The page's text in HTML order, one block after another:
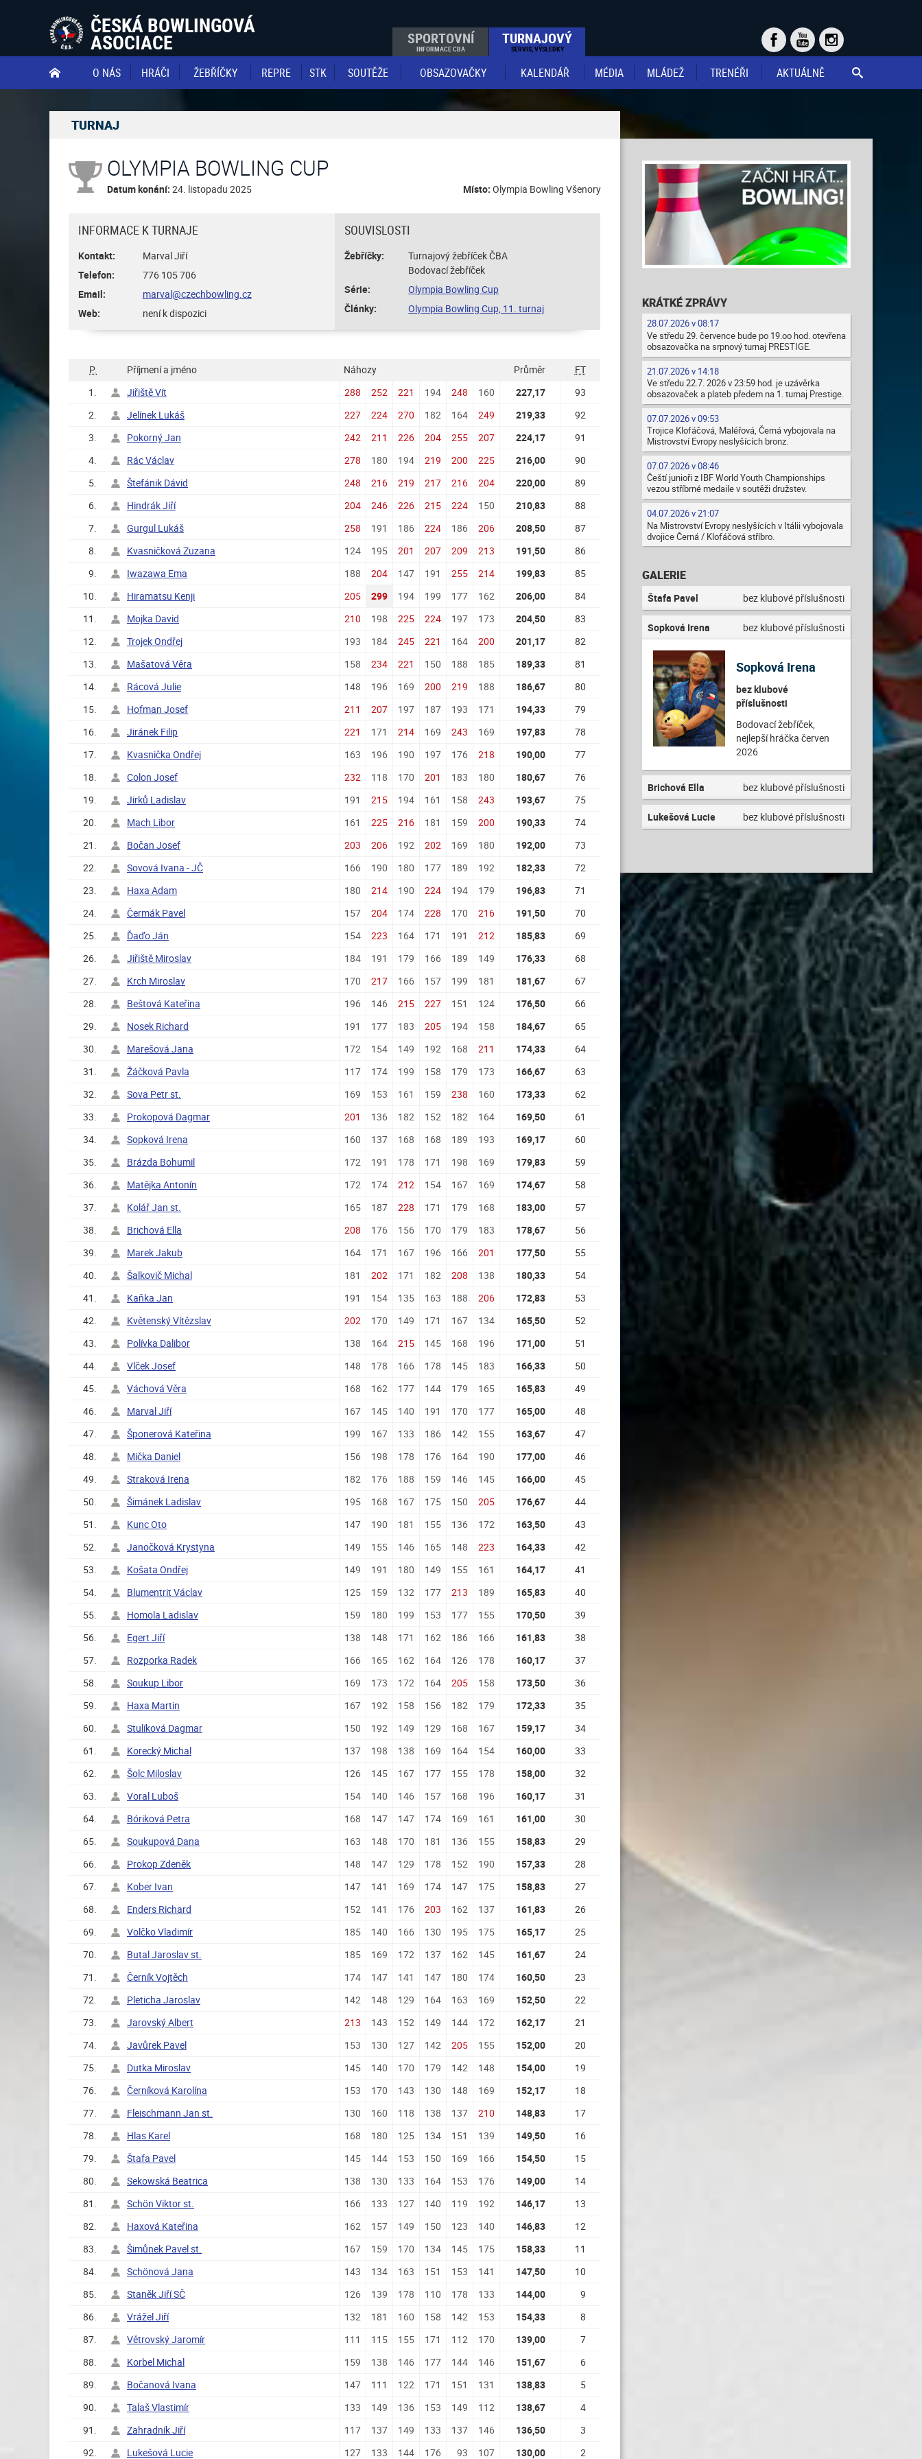
ČESKÁ BOWLINGOVÁ
ASOCIACE SPORTOVNÍ
INFORMACE CBA
TURNAJOVÝ
SERVIS, VÝSLEDKY

 O NÁS HRÁČI ŽEBŘÍČKY REPRE STK SOUTĚŽE OBSAZOVAČKY KALENDÁŘ MÉDIA MLÁDEŽ TRENÉŘI AKTUÁLNĚ
TURNAJ
OLYMPIA BOWLING CUP
Datum konání: 24. listopadu 2025 Místo: Olympia Bowling Všenory
INFORMACE K TURNAJE
Kontakt:
Marval Jiří
Telefon:
776 105 706
Email:
marval@czechbowling.cz
Web:
není k dispozici
SOUVISLOSTI
Žebříčky:
Turnajový žebříček ČBA
Bodovací žebříček
Série:
Olympia Bowling Cup
Články:
Olympia Bowling Cup, 11. turnaj
P. Příjmení a jméno Náhozy Průměr
FT
1.
Jiřiště Vít 288 252 221 194 248 160 227,17
93
2.
Jelínek Lukáš 227 224 270 182 164 249 219,33
92
3.
Pokorný Jan 242 211 226 204 255 207 224,17
91
4.
Rác Václav 278 180 194 219 200 225 216,00
90
5.
Štefánik Dávid 248 216 219 217 216 204 220,00
89
6.
Hindrák Jiří 204 246 226 215 224 150 210,83
88
7.
Gurgul Lukáš 258 191 186 224 186 206 208,50
87
8.
Kvasničková Zuzana 124 195 201 207 209 213 191,50
86
9.
Iwazawa Ema 188 204 147 191 255 214 199,83
85
10.
Hiramatsu Kenji 205 299 194 199 177 162 206,00
84
11.
Mojka David 210 198 225 224 197 173 204,50
83
12.
Trojek Ondřej 193 184 245 221 164 200 201,17
82
13.
Mašatová Věra 158 234 221 150 188 185 189,33
81
14.
Rácová Julie 148 196 169 200 219 188 186,67
80
15.
Hofman Josef 211 207 197 187 193 171 194,33
79
16.
Jiránek Filip 221 171 214 169 243 169 197,83
78
17.
Kvasnička Ondřej 163 196 190 197 176 218 190,00
77
18.
Colon Josef 232 118 170 201 183 180 180,67
76
19.
Jirků Ladislav 191 215 194 161 158 243 193,67
75
20.
Mach Libor 161 225 216 181 159 200 190,33
74
21.
Bočan Josef 203 206 192 202 169 180 192,00
73
22.
Sovová Ivana - JČ 166 190 180 177 189 192 182,33
72
23.
Haxa Adam 180 214 190 224 194 179 196,83
71
24.
Čermák Pavel 157 204 174 228 170 216 191,50
70
25.
Ďaďo Ján 154 223 164 171 191 212 185,83
69
26.
Jiřiště Miroslav 184 191 179 166 189 149 176,33
68
27.
Krch Miroslav 170 217 166 157 199 181 181,67
67
28.
Beštová Kateřina 196 146 215 227 151 124 176,50
66
29.
Nosek Richard 191 177 183 205 194 158 184,67
65
30.
Marešová Jana 172 154 149 192 168 211 174,33
64
31.
Žáčková Pavla 117 174 199 158 179 173 166,67
63
32.
Sova Petr st. 169 153 161 159 238 160 173,33
62
33.
Prokopová Dagmar 201 136 182 152 182 164 169,50
61
34.
Sopková Irena 160 137 168 168 189 193 169,17
60
35.
Brázda Bohumil 172 191 178 171 198 169 179,83
59
36.
Matějka Antonín 172 174 212 154 167 169 174,67
58
37.
Kolář Jan st. 165 187 228 171 179 168 183,00
57
38.
Brichová Ella 208 176 156 170 179 183 178,67
56
39.
Marek Jakub 164 171 167 196 166 201 177,50
55
40.
Šalkovič Michal 181 202 171 182 208 138 180,33
54
41.
Kaňka Jan 191 154 135 163 188 206 172,83
53
42.
Květenský Vítězslav 202 170 149 171 167 134 165,50
52
43.
Polívka Dalibor 138 164 215 145 168 196 171,00
51
44.
Vlček Josef 148 178 166 178 145 183 166,33
50
45.
Váchová Věra 168 162 177 144 179 165 165,83
49
46.
Marval Jiří 167 145 140 191 170 177 165,00
48
47.
Šponerová Kateřina 199 167 133 186 142 155 163,67
47
48.
Mička Daniel 156 198 178 176 164 190 177,00
46
49.
Straková Irena 182 176 188 159 146 145 166,00
45
50.
Šimánek Ladislav 195 168 167 175 150 205 176,67
44
51.
Kunc Oto 147 190 181 155 136 172 163,50
43
52.
Janočková Krystyna 149 155 146 165 148 223 164,33
42
53.
Košata Ondřej 149 191 180 149 155 161 164,17
41
54.
Blumentrit Václav 125 159 132 177 213 189 165,83
40
55.
Homola Ladislav 159 180 199 153 177 155 170,50
39
56.
Egert Jiří 138 148 171 162 186 166 161,83
38
57.
Rozporka Radek 166 165 162 164 126 178 160,17
37
58.
Soukup Libor 169 173 172 164 205 158 173,50
36
59.
Haxa Martin 167 192 158 156 182 179 172,33
35
60.
Stulíková Dagmar 150 192 149 129 168 167 159,17
34
61.
Korecký Michal 137 198 138 169 164 154 160,00
33
62.
Šolc Miloslav 126 145 167 177 155 178 158,00
32
63.
Voral Luboš 154 140 146 157 168 196 160,17
31
64.
Bóriková Petra 168 147 147 174 169 161 161,00
30
65.
Soukupová Dana 163 148 170 181 136 155 158,83
29
66.
Prokop Zdeněk 148 147 129 178 152 190 157,33
28
67.
Kober Ivan 147 141 169 174 147 175 158,83
27
68.
Enders Richard 152 141 176 203 162 137 161,83
26
69.
Volčko Vladimír 185 140 166 130 195 175 165,17
25
70.
Butal Jaroslav st. 185 169 172 137 162 145 161,67
24
71.
Černík Vojtěch 174 147 141 147 180 174 160,50
23
72.
Pleticha Jaroslav 142 148 129 164 163 169 152,50
22
73.
Jarovský Albert 213 143 152 149 144 172 162,17
21
74.
Javůrek Pavel 153 130 127 142 205 155 152,00
20
75.
Dutka Miroslav 145 140 170 179 142 148 154,00
19
76.
Černíková Karolína 153 170 143 130 148 169 152,17
18
77.
Fleischmann Jan st. 130 160 118 138 137 210 148,83
17
78.
Hlas Karel 168 180 125 134 151 139 149,50
16
79.
Štafa Pavel 145 144 153 150 169 166 154,50
15
80.
Sekowská Beatrica 138 130 133 164 153 176 149,00
14
81.
Schön Viktor st. 166 133 127 140 119 192 146,17
13
82.
Haxová Kateřina 162 157 149 150 123 140 146,83
12
83.
Šimůnek Pavel st. 167 159 170 134 145 175 158,33
11
84.
Schönová Jana 143 134 163 151 153 141 147,50
10
85.
Staněk Jiří SČ 126 139 178 110 178 133 144,00
9
86.
Vrážel Jiří 132 181 160 158 142 153 154,33
8
87.
Větrovský Jaromír 111 115 155 171 112 170 139,00
7
88.
Korbel Michal 159 138 146 177 144 146 151,67
6
89.
Bočanová Ivana 147 111 122 171 151 131 138,83
5
90.
Talaš Vlastimír 133 149 136 153 149 112 138,67
4
91.
Zahradník Jiří 117 137 149 133 137 146 136,50
3
92.
Lukešová Lucie 127 133 144 176 93 107 130,00 2
KRÁTKÉ ZPRÁVY
28.07.2026 v 08:17
Ve středu 29. července bude po 19.oo hod. otevřena
obsazovačka na srpnový turnaj PRESTIGE.
21.07.2026 v 14:18
Ve středu 22.7. 2026 v 23:59 hod. je uzávěrka
obsazovaček a plateb předem na 1. turnaj Prestige.
07.07.2026 v 09:53
Trojice Klofáčová, Maléřová, Černá vybojovala na
Mistrovství Evropy neslyšících bronz.
07.07.2026 v 08:46
Čeští junioři z IBF World Youth Championships
vezou stříbrné medaile v soutěži družstev.
04.07.2026 v 21:07
Na Mistrovství Evropy neslyšících v Itálii vybojovala
dvojice Černá / Klofáčová stříbro.
GALERIE
Štafa Pavel bez klubové příslušnosti
Sopková Irena bez klubové příslušnosti
Sopková Irena
bez klubové
příslušnosti
Bodovací žebříček,
nejlepší hráčka červen
2026
Brichová Ella bez klubové příslušnosti
Lukešová Lucie bez klubové příslušnosti